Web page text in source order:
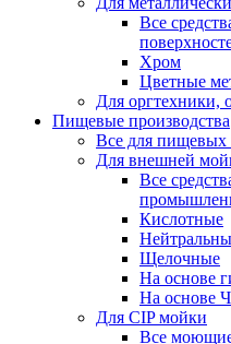
Все
Хром
Цветные
Для оргтехники,
Пищевые производства
Все для пищевых
Для внешней
Все
Кислотные
Щелочные
На основе
На основе
Для CIP мойки
Все моющие